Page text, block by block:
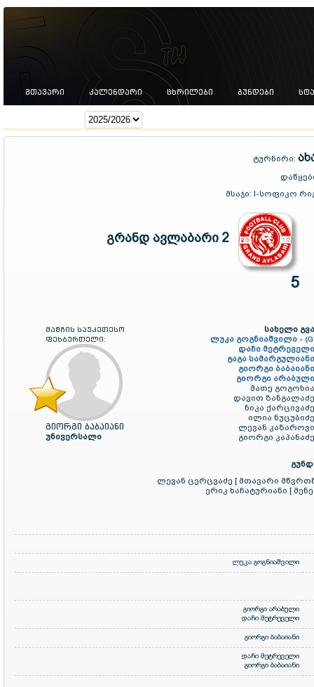
ᲛᲗᲐᲕᲐᲠᲘ ᲙᲐᲚᲔᲜᲓᲐᲠᲘ ᲪᲮᲠᲘᲚᲔᲑᲘ ᲒᲣᲜᲓᲔᲑᲘ
ტურნირი:
მსაჯი: I-სოფიკო
გრანდ ავლაბარი 2
5
მატჩის საუკეთესო
ფეხბურთელი:
გიორგი ბაბაიანი
უნივერსალი
სახელი
ლუკა გოგნიაშვილი -
დაჩი
გაგა
გიორგი
გიორგი
მათე
დავით
ნიკა
ილია
ლევან
გიორგი
ლევან ცერცვაძე [ მთავარი
ერიკ ხაჩატურიანი [
ლუკა გოგნიაშვილი
გიორგი არაბული
დაჩი მეტრეველი
გიორგი ბაბაიანი
დაჩი მეტრეველი
გიორგი ბაბაიანი